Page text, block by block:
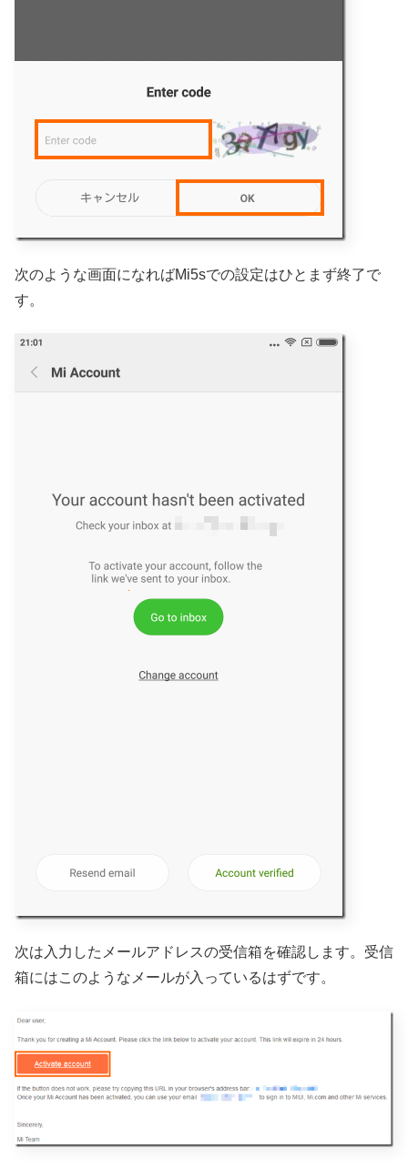
次のような画面になればMi5sでの設定はひとまず終了で
す。
次は入力したメールアドレスの受信箱を確認します。受信
箱にはこのようなメールが入っているはずです。